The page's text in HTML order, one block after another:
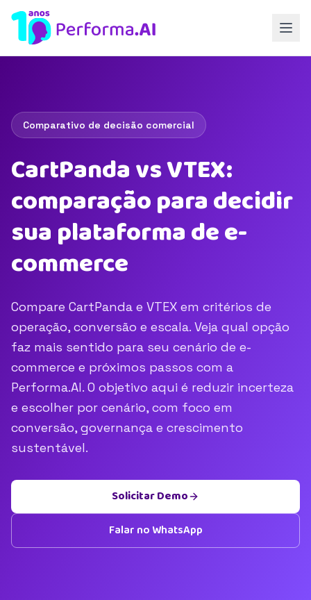
Comparativo de decisão comercial
CartPanda vs VTEX:
comparação para decidir
sua plataforma de e-
commerce
Compare CartPanda e VTEX em critérios de
operação, conversão e escala. Veja qual opção
faz mais sentido para seu cenário de e-
commerce e próximos passos com a
Performa.AI. O objetivo aqui é reduzir incerteza
e escolher por cenário, com foco em
conversão, governança e crescimento
sustentável.
Solicitar Demo
Falar no WhatsApp